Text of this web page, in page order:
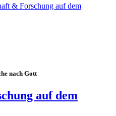
& Forschung auf dem
nach Gott
auf dem